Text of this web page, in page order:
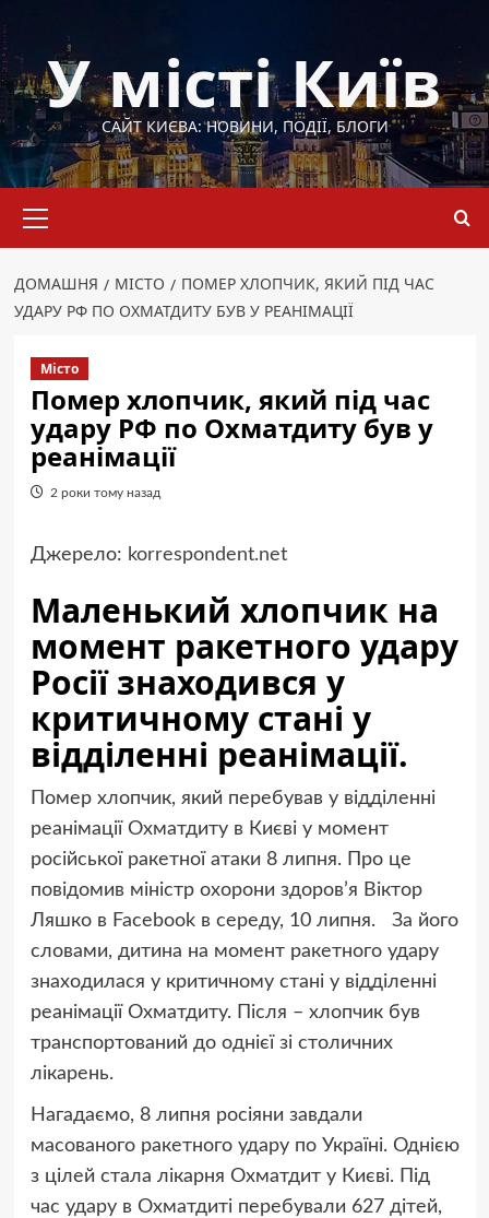
до
вмістуУ місті Київ
САЙТ КИЄВА: НОВИНИ, ПОДІЇ, БЛОГИ
меню
ДОМАШНЯ МІСТО
ПОМЕР ХЛОПЧИК, ЯКИЙ ПІД ЧАС
УДАРУ РФ ПО ОХМАТДИТУ БУВ У РЕАНІМАЦІЇ
Місто
Помер хлопчик, який під час
удару РФ по Охматдиту був у
реанімації
2 роки тому назад
Джерело: korrespondent.net
Маленький хлопчик на
момент ракетного удару
Росії знаходився у
критичному стані у
відділенні реанімації.
Помер хлопчик, який перебував у відділенні
реанімації Охматдиту в Києві у момент
російської ракетної атаки 8 липня. Про це
повідомив міністр охорони здоров’я Віктор
Ляшко в Facebook в середу, 10 липня. За його
словами, дитина на момент ракетного удару
знаходилася у критичному стані у відділенні
реанімації Охматдиту. Після – хлопчик був
транспортований до однієї зі столичних
лікарень.
Нагадаємо, 8 липня росіяни завдали
масованого ракетного удару по Україні. Однією
з цілей стала лікарня Охматдит у Києві. Під
час удару в Охматдиті перебували 627 дітей,